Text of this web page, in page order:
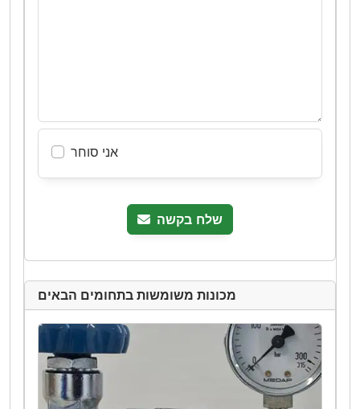
אני סוחר
שלח בקשה
מכונות משומשות בתחומים הבאים